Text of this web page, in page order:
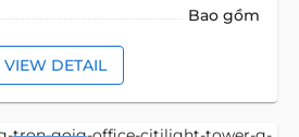
Bao gồm
VIEW DETAIL